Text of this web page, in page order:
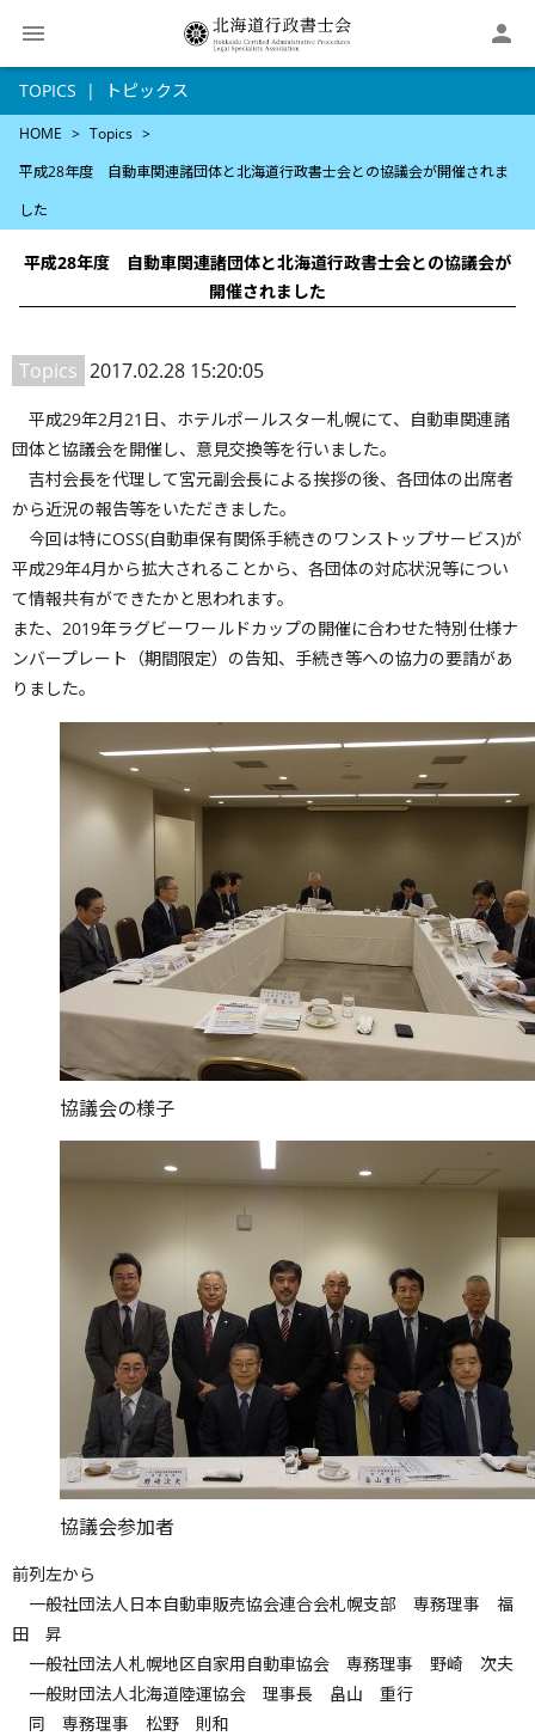

TOPICS トピックス
HOME
Topics
平成28年度 自動車関連諸団体と北海道行政書士会との協議会が開催されま
した
平成28年度 自動車関連諸団体と北海道行政書士会との協議会が
開催されました
Topics 2017.02.28 15:20:05
平成29年2月21日、ホテルポールスター札幌にて、自動車関連諸
団体と協議会を開催し、意見交換等を行いました。
吉村会長を代理して宮元副会長による挨拶の後、各団体の出席者
から近況の報告等をいただきました。
今回は特にOSS(自動車保有関係手続きのワンストップサービス)が
平成29年4月から拡大されることから、各団体の対応状況等につい
て情報共有ができたかと思われます。
また、2019年ラグビーワールドカップの開催に合わせた特別仕様ナ
ンバープレート（期間限定）の告知、手続き等への協力の要請があ
りました。
協議会の様子
協議会参加者
前列左から
一般社団法人日本自動車販売協会連合会札幌支部 専務理事 福
田 昇
一般社団法人札幌地区自家用自動車協会 専務理事 野崎 次夫
一般財団法人北海道陸運協会 理事長 畠山 重行
同 専務理事 松野 則和